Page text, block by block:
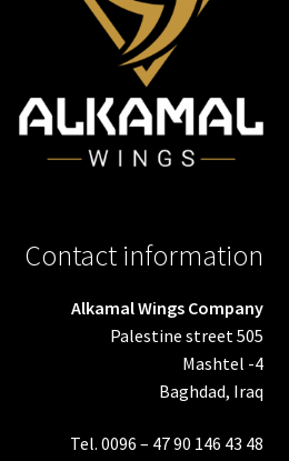
Contact information
Alkamal Wings Company
Palestine street 505
Mashtel -4
Baghdad, Iraq
Tel. 0096 – 47 90 146 43 48